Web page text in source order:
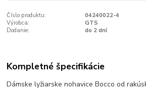
Číslo produktu:
04240022-4
Výrobca:
GTS
Dodanie:
do 2 dní
Kompletné špecifikácie
Dámske lyžiarske nohavice Bocco od